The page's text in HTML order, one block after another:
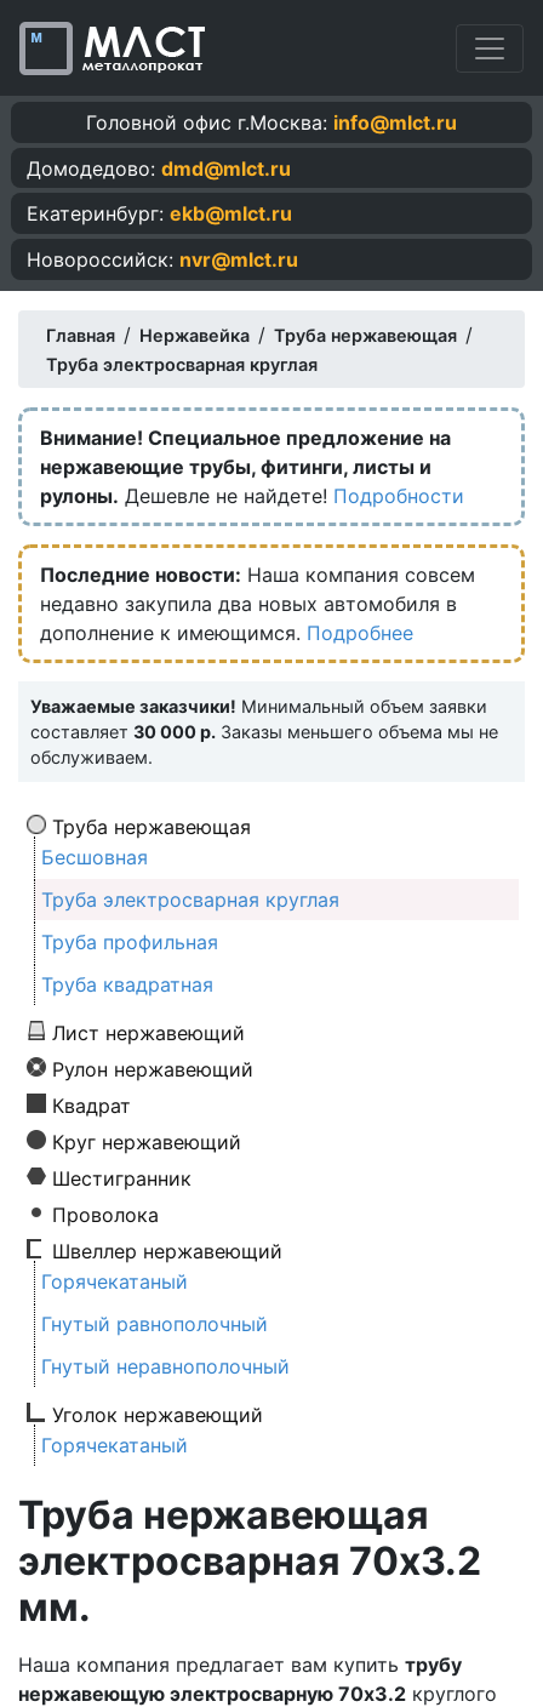
Головной офис г.Москва: info@mlct.ru
Домодедово: dmd@mlct.ru
Екатеринбург: ekb@mlct.ru
Новороссийск: nvr@mlct.ru
Главная / Нержавейка / Труба нержавеющая /
Труба электросварная круглая
Внимание! Специальное предложение на
нержавеющие трубы, фитинги, листы и
рулоны. Дешевле не найдете! Подробности
Последние новости: Наша компания совсем
недавно закупила два новых автомобиля в
дополнение к имеющимся. Подробнее
Уважаемые заказчики! Минимальный объем заявки
составляет 30 000 р. Заказы меньшего объема мы не
обслуживаем.
Труба нержавеющая
Бесшовная
Труба электросварная круглая
Труба профильная
Труба квадратная
Лист нержавеющий
Рулон нержавеющий
Квадрат
Круг нержавеющий
Шестигранник
Проволока
Швеллер нержавеющий
Горячекатаный
Гнутый равнополочный
Гнутый неравнополочный
Уголок нержавеющий
Горячекатаный
Труба нержавеющая
электросварная 70х3.2
мм.
Наша компания предлагает вам купить трубу
нержавеющую электросварную 70х3.2 круглого